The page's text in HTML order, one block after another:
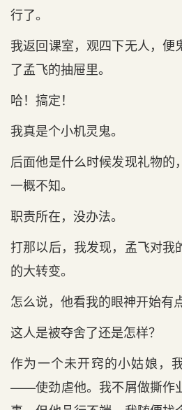
行了。
我返回课室，观四下无人，便
了孟飞的抽屉里。
哈！搞定！
我真是个小机灵鬼。
后面他是什么时候发现礼物的
一概不知。
职责所在，没办法。
打那以后，我发现，孟飞对我
的大转变。
怎么说，他看我的眼神开始有
这人是被夺舍了还是怎样？
作为一个未开窍的小姑娘，
——使劲虐他。我不屑做撕作